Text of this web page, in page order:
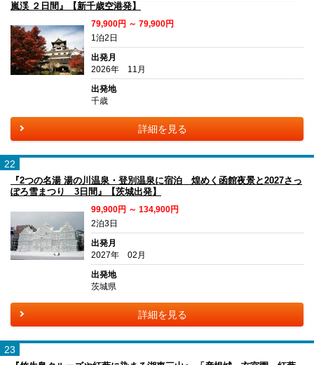
嵐渓 ２日間』【新千歳空港発】
79,900円 ～ 79,900円
1泊2日
出発月
2026年 11月
出発地
千歳
詳細を見る
22
『2つの名湯 湯の川温泉・登別温泉に宿泊 煌めく函館夜景と2027さっ
ぽろ雪まつり 3日間』【茨城出発】
99,900円 ～ 134,900円
2泊3日
出発月
2027年 02月
出発地
茨城県
詳細を見る
23